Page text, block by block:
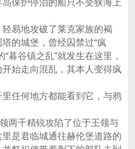
保护停泊的船只不受狭海上
易地攻破了莱克家族的褐
的城堡，曾经囚禁过“疯
暮谷镇之乱”就发生在这里，
始走向混乱，其本人变得疯
任何地方都能看到它，与鸦
千精锐攻陷了位于王领与
是君临城通往赫伦堡道路的